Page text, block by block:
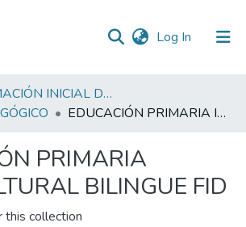
Log In (current)
1. FORMACIÓN INICIAL DOCENTE
EDUCACIÓN PRIMARIA INTERCULTURAL BILINGUE FID
PRIMARIA
BILINGUE FID
this collection